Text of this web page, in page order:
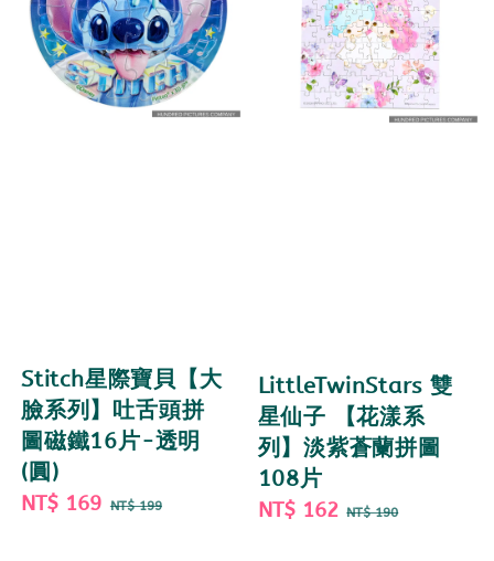
Stitch星際寶貝【大
臉系列】吐舌頭拼
圖磁鐵16片-透明
(圓)
Sale
NT$ 169 Regular
NT$ 199
LittleTwinStars 雙
星仙子 【花漾系
列】淡紫蒼蘭拼圖
108片
Sale
NT$ 162 Regular
NT$ 190